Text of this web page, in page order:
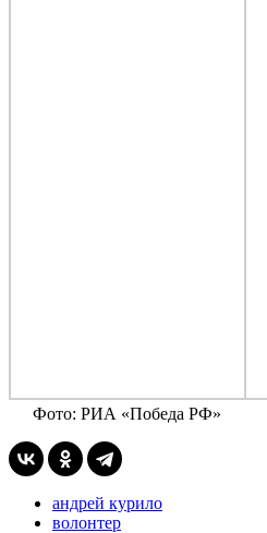
Фото: РИА «Победа РФ»
андрей курило
волонтер